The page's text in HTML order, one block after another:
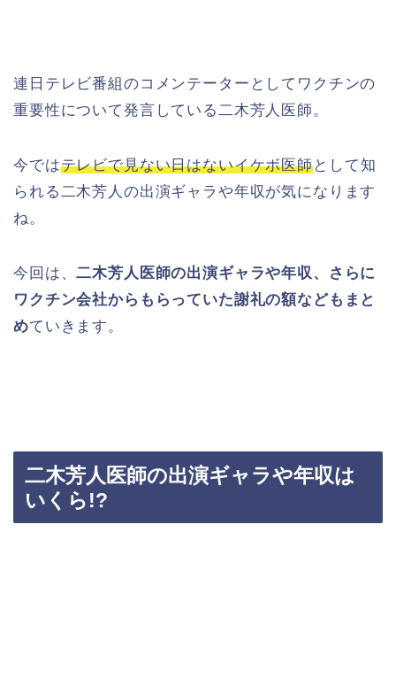
連日テレビ番組のコメンテーターとしてワクチンの
重要性について発言している二木芳人医師。
今ではテレビで見ない日はないイケボ医師として知
られる二木芳人の出演ギャラや年収が気になります
ね。
今回は、二木芳人医師の出演ギャラや年収、さらに
ワクチン会社からもらっていた謝礼の額などもまと
めていきます。
二木芳人医師の出演ギャラや年収は
いくら!?